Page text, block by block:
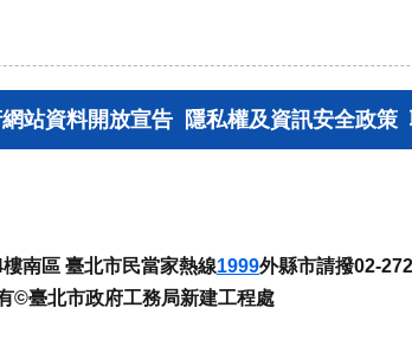
站資料開放宣告 隱私權及資訊安全政策
南區 臺北市民當家熱線1999外縣市請撥02-
臺北市政府工務局新建工程處